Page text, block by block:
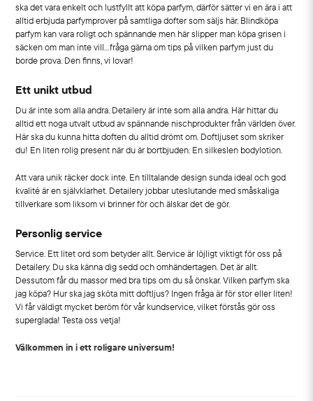
ska det vara enkelt och lustfyllt att köpa parfym, därför sätter vi en ära i att
alltid erbjuda parfymprover på samtliga dofter som säljs här. Blindköpa
parfym kan vara roligt och spännande men här slipper man köpa grisen i
säcken om man inte vill…fråga gärna om tips på vilken parfym just du
borde prova. Den finns, vi lovar!
Ett unikt utbud
Du är inte som alla andra. Detailery är inte som alla andra. Här hittar du
alltid ett noga utvalt utbud av spännande nischprodukter från världen över.
Här ska du kunna hitta doften du alltid drömt om. Doftljuset som skriker
du! En liten rolig present när du är bortbjuden. En silkeslen bodylotion.
Att vara unik räcker dock inte. En tilltalande design sunda ideal och god
kvalité är en självklarhet. Detailery jobbar uteslutande med småskaliga
tillverkare som liksom vi brinner för och älskar det de gör.
Personlig service
Service. Ett litet ord som betyder allt. Service är löjligt viktigt för oss på
Detailery. Du ska känna dig sedd och omhändertagen. Det är allt.
Dessutom får du massor med bra tips om du så önskar. Vilken parfym ska
jag köpa? Hur ska jag sköta mitt doftljus? Ingen fråga är för stor eller liten!
Vi får väldigt mycket beröm för vår kundservice, vilket förstås gör oss
superglada! Testa oss vetja!
Välkommen in i ett roligare universum!